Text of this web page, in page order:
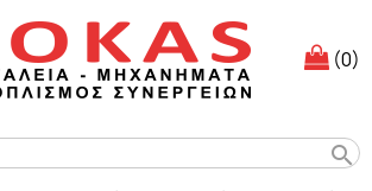
(0)
search